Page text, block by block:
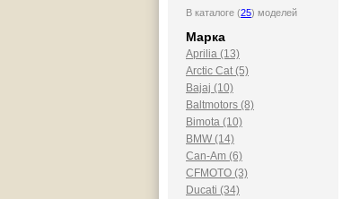
В каталоге (25) моделей
Марка
Aprilia (13)
Arctic Cat (5)
Bajaj (10)
Baltmotors (8)
Bimota (10)
BMW (14)
Can-Am (6)
CFMOTO (3)
Ducati (34)